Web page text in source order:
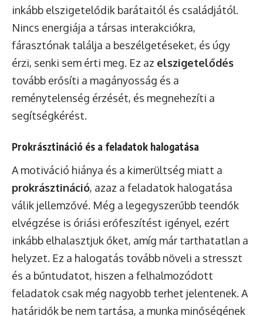
inkább elszigetelődik barátaitól és családjától.
Nincs energiája a társas interakciókra,
fárasztónak találja a beszélgetéseket, és úgy
érzi, senki sem érti meg. Ez az elszigetelődés
tovább erősíti a magányosság és a
reménytelenség érzését, és megnehezíti a
segítségkérést.
Prokrásztináció és a feladatok halogatása
A motiváció hiánya és a kimerültség miatt a
prokrásztináció, azaz a feladatok halogatása
válik jellemzővé. Még a legegyszerűbb teendők
elvégzése is óriási erőfeszítést igényel, ezért
inkább elhalasztjuk őket, amíg már tarthatatlan a
helyzet. Ez a halogatás tovább növeli a stresszt
és a bűntudatot, hiszen a felhalmozódott
feladatok csak még nagyobb terhet jelentenek. A
határidők be nem tartása, a munka minőségének